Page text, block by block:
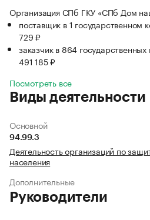
Организация СПб ГКУ «СПб Дом
поставщик в 1 государственном
729 ₽
заказчик в 864
491 185 ₽
Посмотреть все
Виды деятельности
Основной
94.99.3
Деятельность организаций по
населения
Дополнительные
Руководители